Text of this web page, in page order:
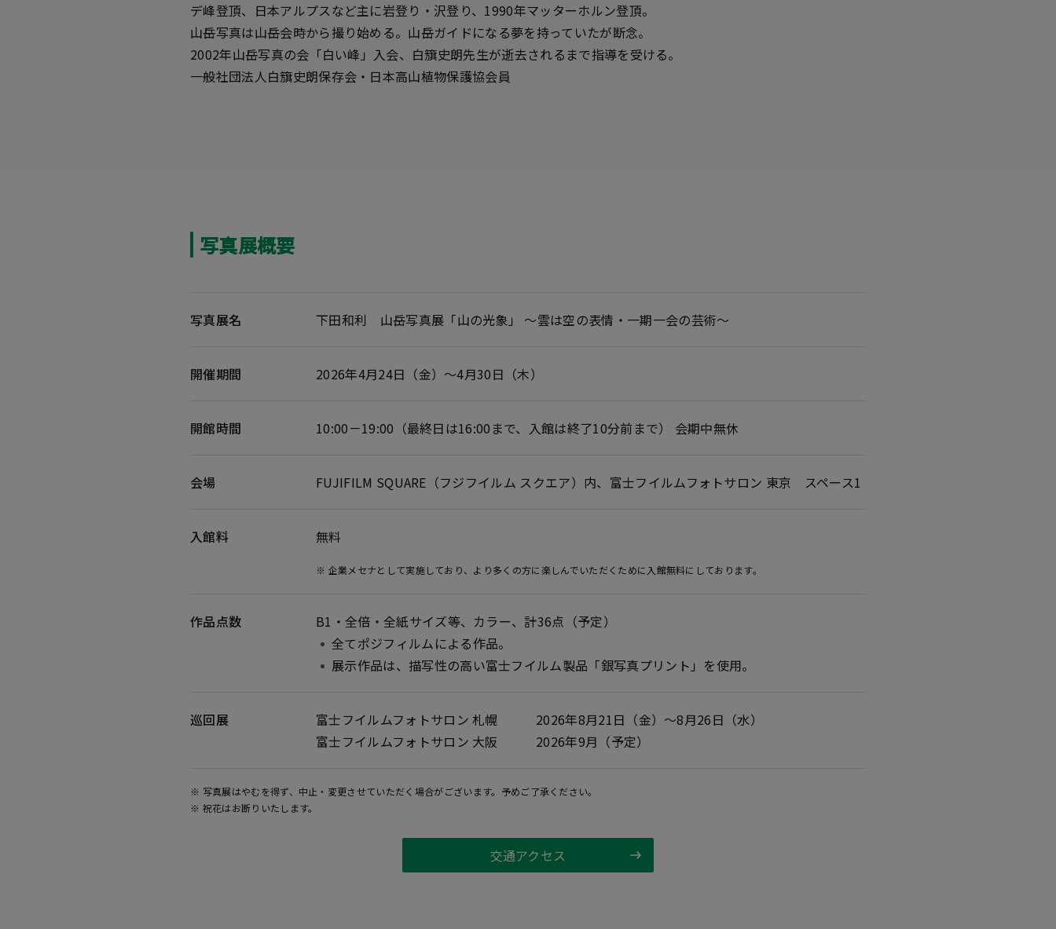
デ峰登頂、日本アルプスなど主に岩登り・沢登り、1990年マッターホルン登頂。
山岳写真は山岳会時から撮り始める。山岳ガイドになる夢を持っていたが断念。
2002年山岳写真の会「白い峰」入会、白簱史朗先生が逝去されるまで指導を受ける。
一般社団法人白簱史朗保存会・日本高山植物保護協会員
写真展概要
写真展名 下田和利 山岳写真展「山の光象」 ～雲は空の表情・一期一会の芸術～
開催期間 2026年4月24日（金）～4月30日（木）
開館時間 10:00－19:00（最終日は16:00まで、入館は終了10分前まで） 会期中無休
会場 FUJIFILM SQUARE（フジフイルム スクエア）内、富士フイルムフォトサロン 東京 スペース1
入館料 無料
※ 企業メセナとして実施しており、より多くの方に楽しんでいただくために入館無料にしております。
作品点数
B1・全倍・全紙サイズ等、カラー、計36点（予定）
全てポジフィルムによる作品。
展示作品は、描写性の高い富士フイルム製品「銀写真プリント」を使用。
巡回展 富士フイルムフォトサロン 札幌
2026年8月21日（金）～8月26日（水）
富士フイルムフォトサロン 大阪
2026年9月（予定）
※ 写真展はやむを得ず、中止・変更させていただく場合がございます。予めご了承ください。
※ 祝花はお断りいたします。
交通アクセス